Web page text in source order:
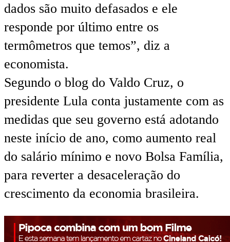
dados são muito defasados e ele
responde por último entre os
termômetros que temos”, diz a
economista.
Segundo o blog do Valdo Cruz, o
presidente Lula conta justamente com as
medidas que seu governo está adotando
neste início de ano, como aumento real
do salário mínimo e novo Bolsa Família,
para reverter a desaceleração do
crescimento da economia brasileira.